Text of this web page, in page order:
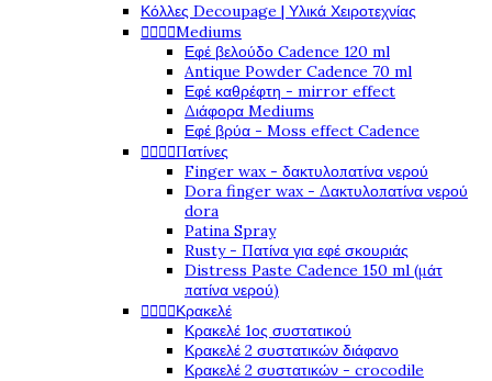
Κόλλες Decoupage | Υλικά Χειροτεχνίας
Mediums
Εφέ βελούδο Cadence 120 ml
Antique Powder Cadence 70 ml
Εφέ καθρέφτη - mirror effect
Διάφορα Mediums
Εφέ βρύα - Moss effect Cadence
Πατίνες
Finger wax - δακτυλοπατίνα νερού
Dora finger wax - Δακτυλοπατίνα νερού
dora
Patina Spray
Rusty - Πατίνα για εφέ σκουριάς
Distress Paste Cadence 150 ml (μάτ
πατίνα νερού)
Κρακελέ
Κρακελέ 1ος συστατικού
Κρακελέ 2 συστατικών διάφανο
Κρακελέ 2 συστατικών - crocodile